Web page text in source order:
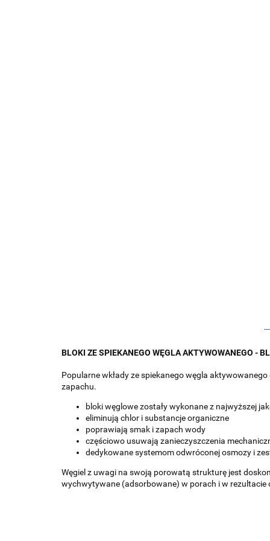
BLOKI ZE SPIEKANEGO WĘGLA AKTYWOWANEGO - BL
Popularne wkłady ze spiekanego węgla
zapachu.
bloki węglowe zostały wykonane z najwyższej
eliminują chlor i substancje organiczne
poprawiają smak i zapach wody
częściowo usuwają zanieczyszczenia
dedykowane systemom odwróconej osmozy i
Węgiel z uwagi na swoją porowatą strukturę jest
wychwytywane (adsorbowane) w porach i w